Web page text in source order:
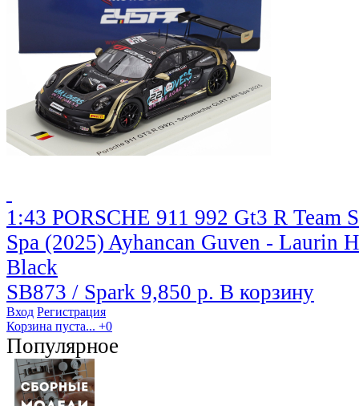
1:43 PORSCHE 911 992 Gt3 R Team
Spa (2025) Ayhancan Guven - Laurin
Black
SB873 / Spark 9,850 р. В корзину
Вход Регистрация
Корзина пуста... +0
Популярное